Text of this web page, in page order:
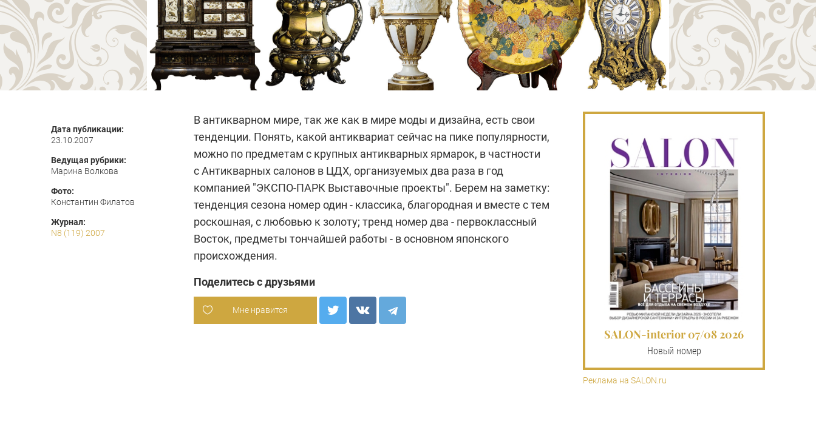
Дата публикации:
23.10.2007
Ведущая рубрики:
Марина Волкова
Фото:
Константин Филатов
Журнал:
N8 (119) 2007
В антикварном мире, так же как в мире моды и дизайна, есть свои
тенденции. Понять, какой антиквариат сейчас на пике популярности,
можно по предметам с крупных антикварных ярмарок, в частности
с Антикварных салонов в ЦДХ, организуемых два раза в год
компанией "ЭКСПО-ПАРК Выставочные проекты". Берем на заметку:
тенденция сезона номер один - классика, благородная и вместе с тем
роскошная, с любовью к золоту; тренд номер два - первоклассный
Восток, предметы тончайшей работы - в основном японского
происхождения.
Поделитесь с друзьями
Мне нравится
SALON-interior 07/08 2026
Новый номер
Реклама на SALON.ru